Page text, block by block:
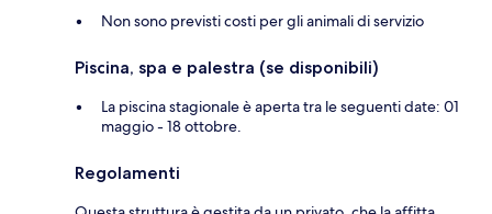
Non sono previsti costi per gli animali di servizio
Piscina, spa e palestra (se disponibili)
La piscina stagionale è aperta tra le seguenti date: 01
maggio - 18 ottobre.
Regolamenti